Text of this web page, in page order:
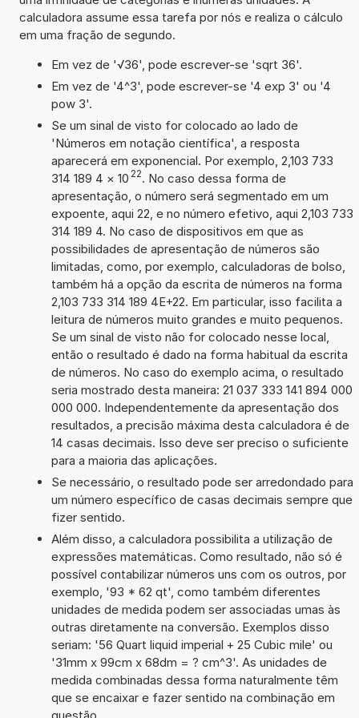
calculadora assume essa tarefa por nós e realiza o cálculo
em uma fração de segundo.
Em vez de '√36', pode escrever-se 'sqrt 36'.
Em vez de '4^3', pode escrever-se '4 exp 3' ou '4
pow 3'.
Se um sinal de visto for colocado ao lado de
'Números em notação científica', a resposta
aparecerá em exponencial. Por exemplo, 2,103 733
314 189 4 × 10 22. No caso dessa forma de
apresentação, o número será segmentado em um
expoente, aqui 22, e no número efetivo, aqui 2,103 733
314 189 4. No caso de dispositivos em que as
possibilidades de apresentação de números são
limitadas, como, por exemplo, calculadoras de bolso,
também há a opção da escrita de números na forma
2,103 733 314 189 4E+22. Em particular, isso facilita a
leitura de números muito grandes e muito pequenos.
Se um sinal de visto não for colocado nesse local,
então o resultado é dado na forma habitual da escrita
de números. No caso do exemplo acima, o resultado
seria mostrado desta maneira: 21 037 333 141 894 000
000 000. Independentemente da apresentação dos
resultados, a precisão máxima desta calculadora é de
14 casas decimais. Isso deve ser preciso o suficiente
para a maioria das aplicações.
Se necessário, o resultado pode ser arredondado para
um número específico de casas decimais sempre que
fizer sentido.
Além disso, a calculadora possibilita a utilização de
expressões matemáticas. Como resultado, não só é
possível contabilizar números uns com os outros, por
exemplo, '93 * 62 qt', como também diferentes
unidades de medida podem ser associadas umas às
outras diretamente na conversão. Exemplos disso
seriam: '56 Quart liquid imperial + 25 Cubic mile' ou
'31mm x 99cm x 68dm = ? cm^3'. As unidades de
medida combinadas dessa forma naturalmente têm
que se encaixar e fazer sentido na combinação em
questão.